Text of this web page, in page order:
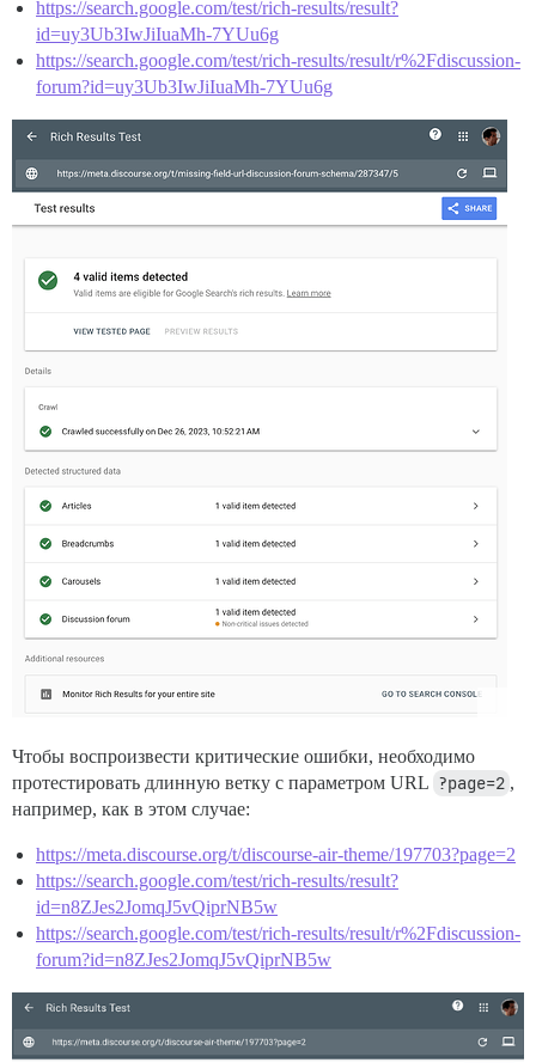
https://search.google.com/test/rich-results/result?
id=uy3Ub3IwJiIuaMh-7YUu6g
https://search.google.com/test/rich-results/result/r%2Fdiscussion-
forum?id=uy3Ub3IwJiIuaMh-7YUu6g
Чтобы воспроизвести критические ошибки, необходимо
протестировать длинную ветку с параметром URL ?page=2 ,
например, как в этом случае:
https://meta.discourse.org/t/discourse-air-theme/197703?page=2
https://search.google.com/test/rich-results/result?
id=n8ZJes2JomqJ5vQiprNB5w
https://search.google.com/test/rich-results/result/r%2Fdiscussion-
forum?id=n8ZJes2JomqJ5vQiprNB5w